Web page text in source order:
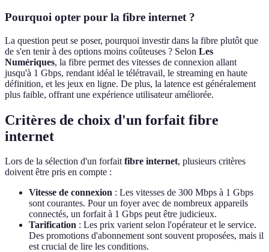
Pourquoi opter pour la fibre internet ?
La question peut se poser, pourquoi investir dans la fibre plutôt que
de s'en tenir à des options moins coûteuses ? Selon Les
Numériques, la fibre permet des vitesses de connexion allant
jusqu'à 1 Gbps, rendant idéal le télétravail, le streaming en haute
définition, et les jeux en ligne. De plus, la latence est généralement
plus faible, offrant une expérience utilisateur améliorée.
Critères de choix d'un forfait fibre
internet
Lors de la sélection d'un forfaitfibre internet, plusieurs critères
doivent être pris en compte :
Vitesse de connexion : Les vitesses de 300 Mbps à 1 Gbps
sont courantes. Pour un foyer avec de nombreux appareils
connectés, un forfait à 1 Gbps peut être judicieux.
Tarification : Les prix varient selon l'opérateur et le service.
Des promotions d'abonnement sont souvent proposées, mais il
est crucial de lire les conditions.